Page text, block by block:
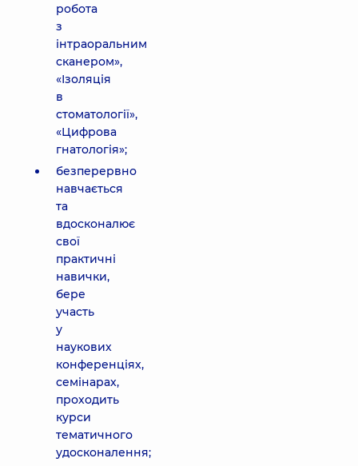
робота
з
інтраоральним
сканером»,
«Ізоляція
в
стоматології»,
«Цифрова
гнатологія»;
безперервно
навчається
та
вдосконалює
свої
практичні
навички,
бере
участь
у
наукових
конференціях,
семінарах,
проходить
курси
тематичного
удосконалення;